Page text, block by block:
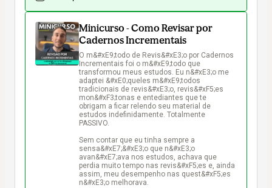
Minicurso - Como Revisar por
Cadernos Incrementais
O m&#xE9;todo de Revis&#xE3;o por Cadernos
Incrementais foi o m&#xE9;todo que
transformou meus estudos. Eu n&#xE3;o me
adaptei &#xE0;queles m&#xE9;todos
tradicionais de revis&#xE3;o, revis&#xF5;es
mon&#xF3;tonas e entediantes que te
obrigam a ficar relendo seu material de
estudos indefinidamente. Totalmente
PASSIVO.
Sem contar que eu tinha sempre a
sensa&#xE7;&#xE3;o que n&#xE3;o
avan&#xE7;ava nos estudos, achava que
perdia muito tempo nas revis&#xF5;es e, ainda
assim, meu desempenho nas quest&#xF5;es
n&#xE3;o melhorava.